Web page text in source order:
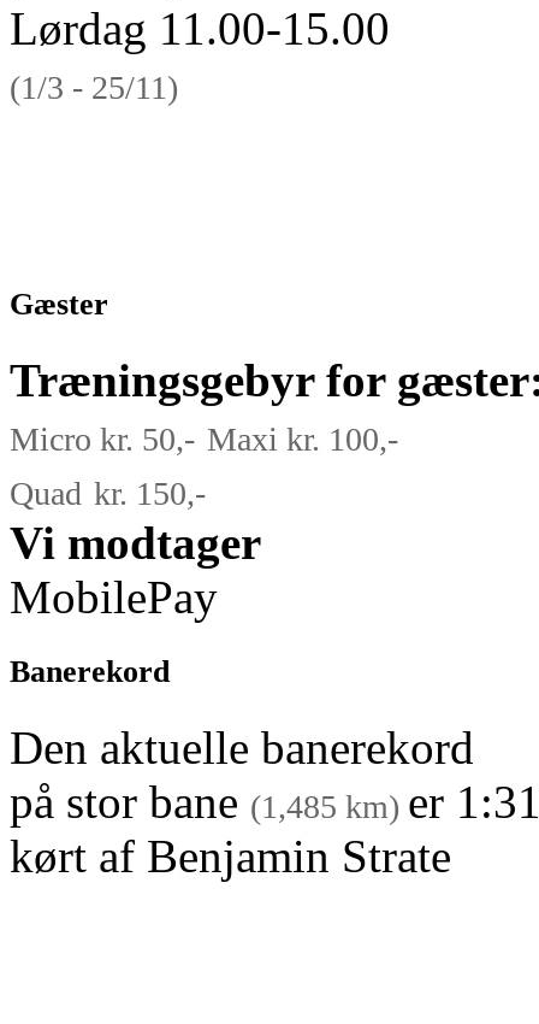
Lørdag 11.00-15.00
(1/3 - 25/11)
Gæster
Træningsgebyr for
Micro kr. 50,- Maxi kr. 100,-
Quad kr. 150,-
Vi modtager
MobilePay
Banerekord
Den aktuelle banerekord
på stor bane (1,485 km) er
kørt af Benjamin Strate